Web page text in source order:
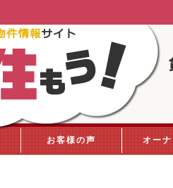
お客様の声 オー